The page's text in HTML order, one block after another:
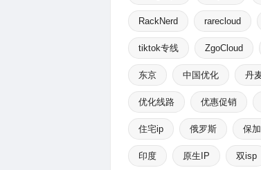
RackNerd rarecloud
tiktok专线 ZgoCloud
东京 中国优化 丹
优化线路 优惠促销
住宅ip 俄罗斯 保
印度 原生IP 双isp